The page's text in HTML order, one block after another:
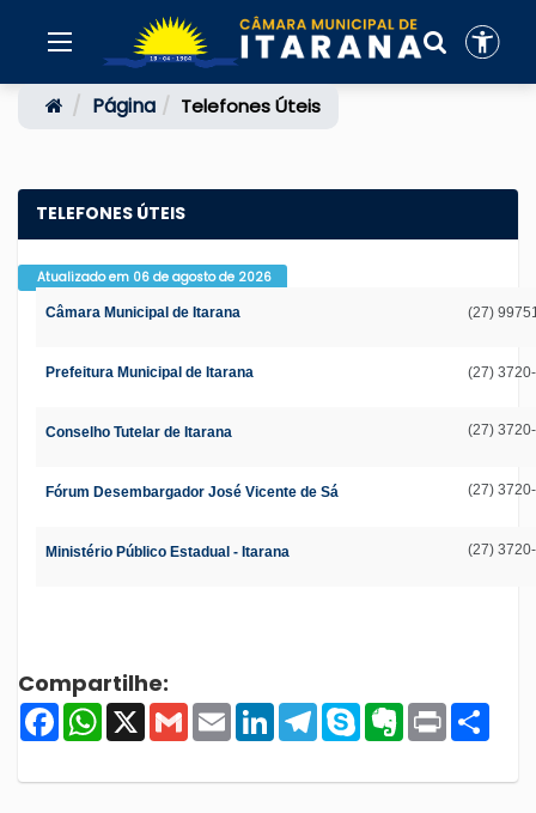
Página Telefones Úteis
TELEFONES ÚTEIS
Atualizado em 06 de agosto de 2026
Câmara Municipal de Itarana (27)
Prefeitura Municipal de Itarana (27)
Conselho Tutelar de Itarana (27)
Fórum Desembargador José Vicente de Sá (27)
Ministério Público Estadual - Itarana (27)
Compartilhe:
FacebookWhatsApp
X GmailEmail LinkedInTelegram
SkypeEvernote
Print